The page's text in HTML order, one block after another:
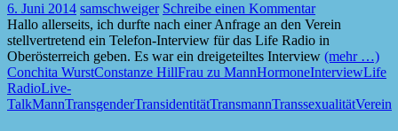
6. Juni 2014 samschweiger Schreibe einen Kommentar
Hallo allerseits, ich durfte nach einer Anfrage an den Verein
stellvertretend ein Telefon-Interview für das Life Radio in
Oberösterreich geben. Es war ein dreigeteiltes Interview (mehr …)
Conchita WurstConstanze HillFrau zu MannHormoneInterviewLife
RadioLive-
TalkMannTransgenderTransidentitätTransmannTranssexualitätVerein